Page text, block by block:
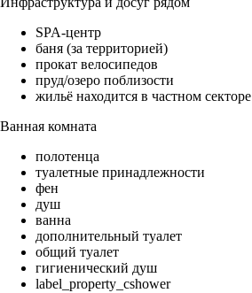
SPA-центр
баня (за территорией)
прокат велосипедов
пруд/озеро поблизости
жильё находится в частном секторе
Ванная комната
полотенца
туалетные принадлежности
фен
душ
ванна
дополнительный туалет
общий туалет
гигиенический душ
label_property_cshower